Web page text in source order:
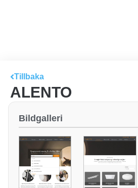
Tillbaka
ALENTO
Bildgalleri